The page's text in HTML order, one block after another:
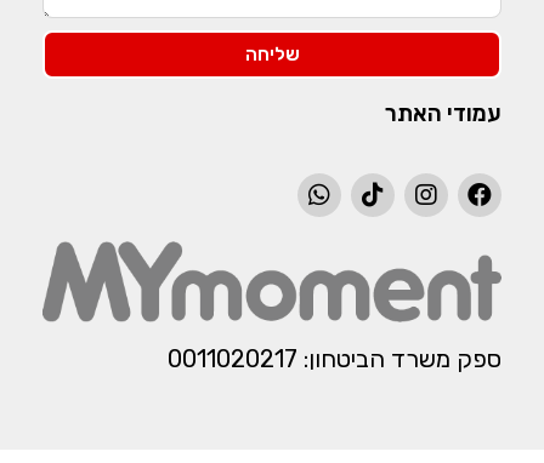
שליחה
עמודי האתר
ספק משרד הביטחון: 0011020217​​